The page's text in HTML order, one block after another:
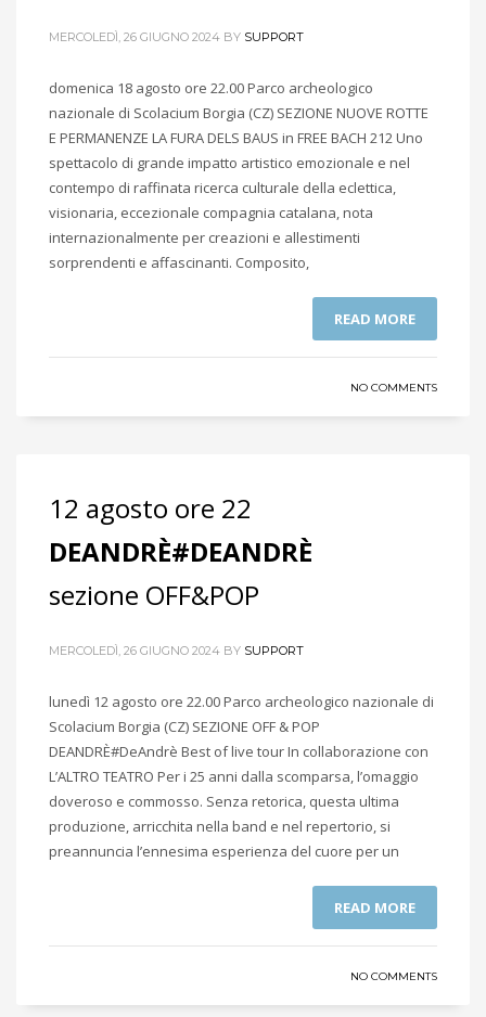
MERCOLEDÌ, 26 GIUGNO 2024 BY SUPPORT
domenica 18 agosto ore 22.00 Parco archeologico
nazionale di Scolacium Borgia (CZ) SEZIONE NUOVE ROTTE
E PERMANENZE LA FURA DELS BAUS in FREE BACH 212 Uno
spettacolo di grande impatto artistico emozionale e nel
contempo di raffinata ricerca culturale della eclettica,
visionaria, eccezionale compagnia catalana, nota
internazionalmente per creazioni e allestimenti
sorprendenti e affascinanti. Composito,
READ MORE
NO COMMENTS
12 agosto ore 22
DEANDRÈ#DEANDRÈ
sezione OFF&POP
MERCOLEDÌ, 26 GIUGNO 2024 BY SUPPORT
lunedì 12 agosto ore 22.00 Parco archeologico nazionale di
Scolacium Borgia (CZ) SEZIONE OFF & POP
DEANDRÈ#DeAndrè Best of live tour In collaborazione con
L’ALTRO TEATRO Per i 25 anni dalla scomparsa, l’omaggio
doveroso e commosso. Senza retorica, questa ultima
produzione, arricchita nella band e nel repertorio, si
preannuncia l’ennesima esperienza del cuore per un
READ MORE
NO COMMENTS